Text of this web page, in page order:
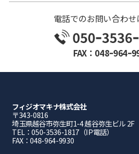
電話でのお問い合わせ
FAX：048ｰ964ｰ
フィジオマキナ株式会社
〒343-0816
埼⽟県越⾕市弥⽣町1-4 越⾕弥⽣ビル 2F
TEL：050-3536-1817（IP電話）
FAX：048-964-9930